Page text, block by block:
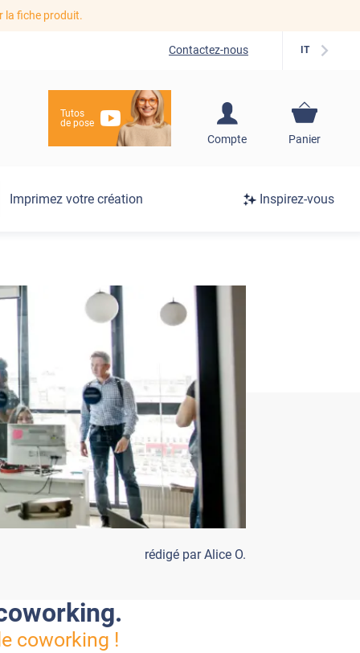
la fiche produit.
Contactez-nous IT
Tutos
de pose
Compte
S'inscrire / Se
Panier
Imprimez votre création Inspirez-vous
rédigé par Alice O.
coworking !